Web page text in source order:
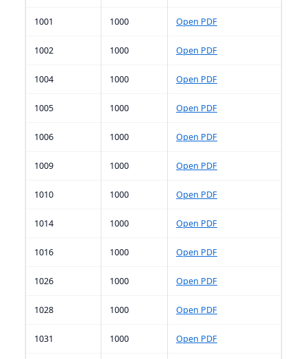
1001 1000 Open PDF
1002 1000 Open PDF
1004 1000 Open PDF
1005 1000 Open PDF
1006 1000 Open PDF
1009 1000 Open PDF
1010 1000 Open PDF
1014 1000 Open PDF
1016 1000 Open PDF
1026 1000 Open PDF
1028 1000 Open PDF
1031 1000 Open PDF